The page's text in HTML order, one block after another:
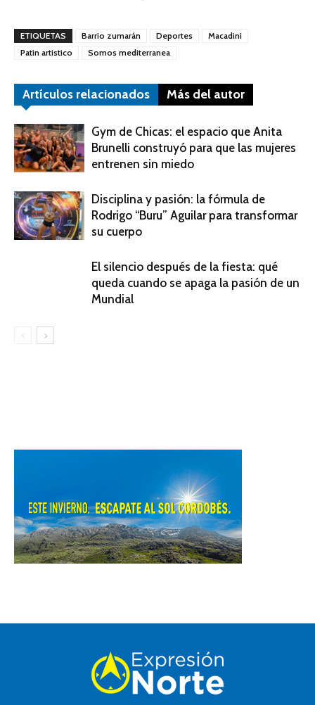
ETIQUETAS Barrio zumarán Deportes
Macadini
Patin artistico
Somos mediterranea
Artículos relacionados Más del autor
Gym de Chicas: el espacio que Anita
Brunelli construyó para que las mujeres
entrenen sin miedo
Disciplina y pasión: la fórmula de
Rodrigo “Buru” Aguilar para transformar
su cuerpo
El silencio después de la fiesta: qué
queda cuando se apaga la pasión de un
Mundial